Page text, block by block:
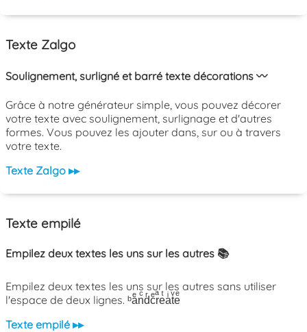
Texte Zalgo
Soulignement, surligné et barré texte décorations 〰️
Grâce à notre générateur simple, vous pouvez décorer
votre texte avec soulignement, surlignage et d'autres
formes. Vous pouvez les ajouter dans, sur ou à travers
votre texte.
Texte Zalgo ▸▸
Texte empilé
Empilez deux textes les uns sur les autres 📚
Empilez deux textes les uns sur les autres sans utiliser
l'espace de deux lignes. ᵇaͤnͨdͬcͤrͣeͭaͥtͮeͤ
Texte empilé ▸▸